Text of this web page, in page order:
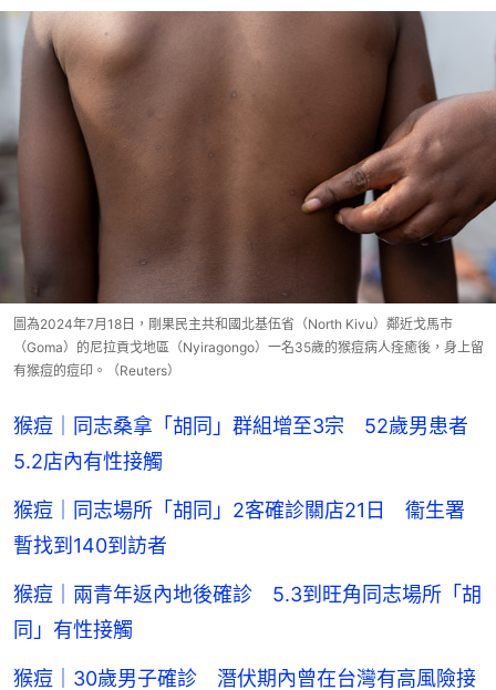
圖為2024年7月18日，剛果民主共和國北基伍省（North Kivu）鄰近戈馬市
（Goma）的尼拉貢戈地區（Nyiragongo）一名35歲的猴痘病人痊癒後，身上留
有猴痘的痘印。（Reuters）
猴痘｜同志桑拿「胡同」群組增至3宗 52歲男患者
5.2店內有性接觸
猴痘｜同志場所「胡同」2客確診關店21日 衞生署
暫找到140到訪者
猴痘｜兩青年返內地後確診 5.3到旺角同志場所「胡
同」有性接觸
猴痘｜30歲男子確診 潛伏期內曾在台灣有高風險接